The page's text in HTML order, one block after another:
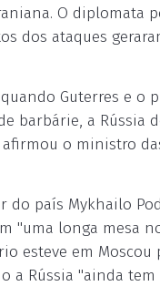
O diplomata
dos ataques
Guterres e
barbárie, a Rússia
o ministro
país Mykhailo
"uma longa mesa
esteve em
a Rússia "ainda